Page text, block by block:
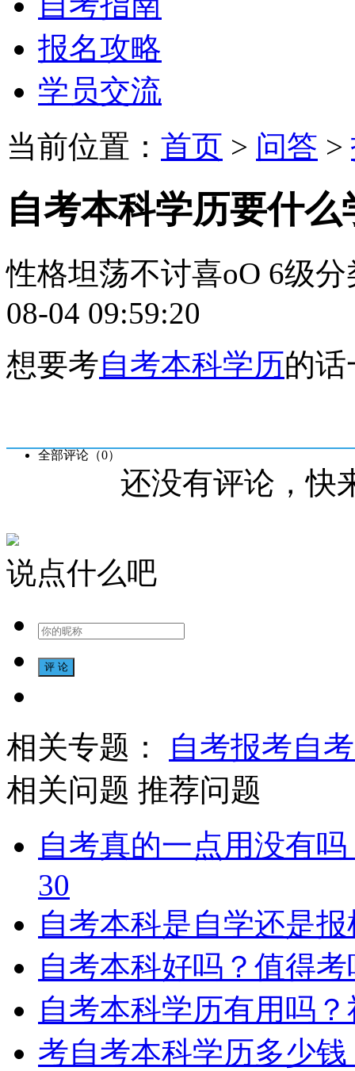
报名攻略
学员交流
当前位置： 首页 > 问答 >
自考本科学历要什
性格坦荡不讨喜oО 6级
08-04 09:59:20
想要考自考本科学历的
全部评论（0）
还没有评论，快
说点什么吧
相关专题： 自考报考自
相关问题 推荐问题
自考真的一点用没有
30
自考本科是自学还是
自考本科好吗？值得
自考本科学历有用吗
考自考本科学历多少